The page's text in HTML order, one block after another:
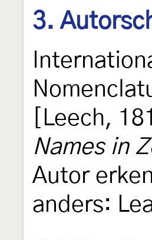
3.
[Leech,
Names in
Autor
anders: